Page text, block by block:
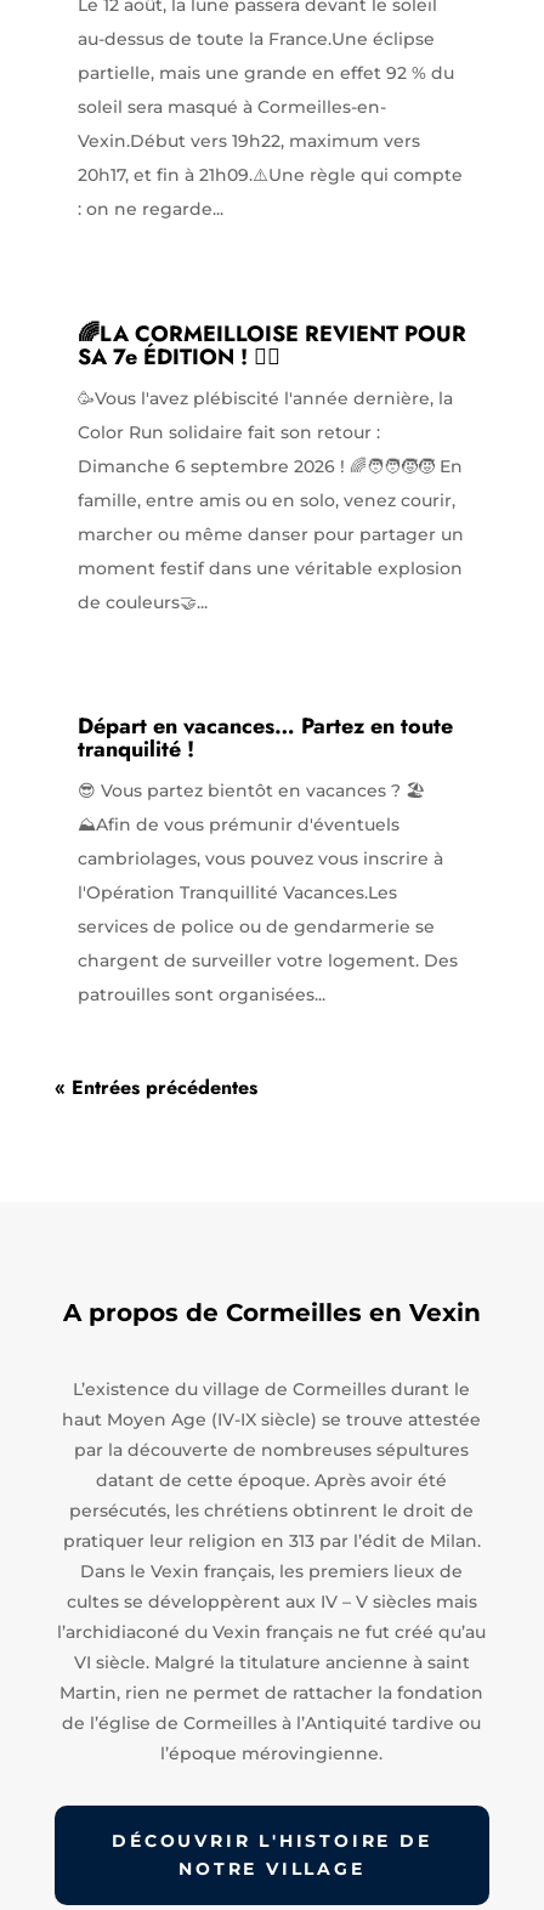
Le 12 août, la lune passera devant le soleil
au-dessus de toute la France.Une éclipse
partielle, mais une grande en effet 92 % du
soleil sera masqué à Cormeilles-en-
Vexin.Début vers 19h22, maximum vers
20h17, et fin à 21h09.⚠️Une règle qui compte
: on ne regarde...
🌈LA CORMEILLOISE REVIENT POUR
SA 7e ÉDITION ! 🏃‍♀️
🥳Vous l'avez plébiscité l'année dernière, la
Color Run solidaire fait son retour :
Dimanche 6 septembre 2026 ! 🌈🧑‍🧑‍🧒‍🧒 En
famille, entre amis ou en solo, venez courir,
marcher ou même danser pour partager un
moment festif dans une véritable explosion
de couleurs🤝...
Départ en vacances… Partez en toute
tranquilité !
😎 Vous partez bientôt en vacances ? 🏖️
⛰️Afin de vous prémunir d'éventuels
cambriolages, vous pouvez vous inscrire à
l'Opération Tranquillité Vacances.Les
services de police ou de gendarmerie se
chargent de surveiller votre logement. Des
patrouilles sont organisées...
« Entrées précédentes
A propos de Cormeilles en Vexin
L’existence du village de Cormeilles durant le
haut Moyen Age (IV-IX siècle) se trouve attestée
par la découverte de nombreuses sépultures
datant de cette époque. Après avoir été
persécutés, les chrétiens obtinrent le droit de
pratiquer leur religion en 313 par l’édit de Milan.
Dans le Vexin français, les premiers lieux de
cultes se développèrent aux IV – V siècles mais
l’archidiaconé du Vexin français ne fut créé qu’au
VI siècle. Malgré la titulature ancienne à saint
Martin, rien ne permet de rattacher la fondation
de l’église de Cormeilles à l’Antiquité tardive ou
l’époque mérovingienne.
DÉCOUVRIR L'HISTOIRE DE
NOTRE VILLAGE